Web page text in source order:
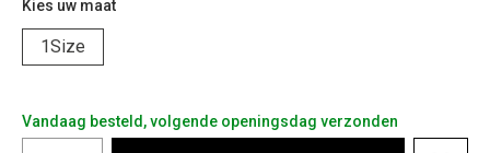
Kies uw maat
1Size
Vandaag besteld, volgende openingsdag verzonden